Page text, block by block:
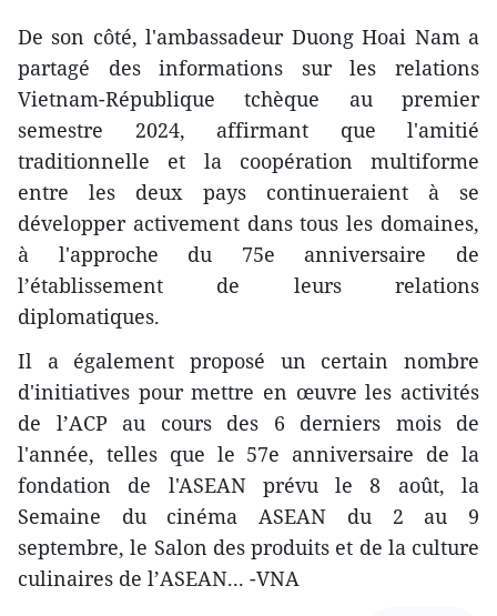
De son côté, l'ambassadeur Duong Hoai Nam a
partagé des informations sur les relations
Vietnam-République tchèque au premier
semestre 2024, affirmant que l'amitié
traditionnelle et la coopération multiforme
entre les deux pays continueraient à se
développer activement dans tous les domaines,
à l'approche du 75e anniversaire de
l’établissement de leurs relations
diplomatiques.
Il a également proposé un certain nombre
d'initiatives pour mettre en œuvre les activités
de l’ACP au cours des 6 derniers mois de
l'année, telles que le 57e anniversaire de la
fondation de l'ASEAN prévu le 8 août, la
Semaine du cinéma ASEAN du 2 au 9
septembre, le Salon des produits et de la culture
culinaires de l’ASEAN... -VNA